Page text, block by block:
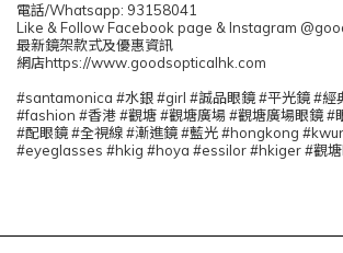
電話/Whatsapp: 93158041
Like & Follow Facebook page & Instagram
最新鏡架款式及優惠資訊
網店https://www.goodsopticalhk.com
#santamonica #水銀 #girl #誠品眼鏡 #平光鏡 #經
#fashion #香港 #觀塘 #觀塘廣場 #觀塘廣場眼鏡 #
#配眼鏡 #全視線 #漸進鏡 #藍光 #hongkong
#eyeglasses #hkig #hoya #essilor #hkiger #觀塘